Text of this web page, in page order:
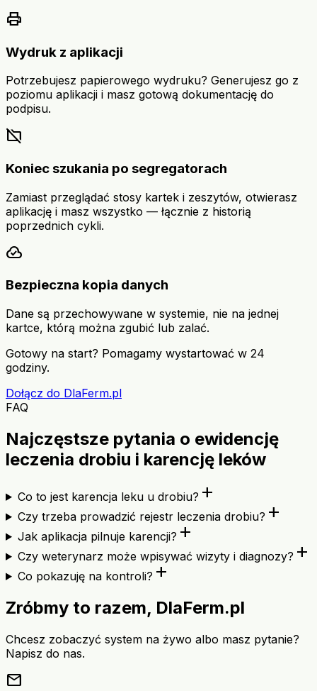
print
Wydruk z aplikacji
Potrzebujesz papierowego wydruku? Generujesz go z
poziomu aplikacji i masz gotową dokumentację do
podpisu.
folder_off
Koniec szukania po segregatorach
Zamiast przeglądać stosy kartek i zeszytów, otwierasz
aplikację i masz wszystko — łącznie z historią
poprzednich cykli.
cloud_done
Bezpieczna kopia danych
Dane są przechowywane w systemie, nie na jednej
kartce, którą można zgubić lub zalać.
Gotowy na start? Pomagamy wystartować w 24
godziny.
Dołącz do DlaFerm.pl
FAQ
Najczęstsze pytania o ewidencję
leczenia drobiu i karencję leków
Co to jest karencja leku u drobiu? add
Czy trzeba prowadzić rejestr leczenia drobiu? add
Jak aplikacja pilnuje karencji? add
Czy weterynarz może wpisywać wizyty i diagnozy? add
Co pokazuję na kontroli? add
Zróbmy to razem, DlaFerm.pl
Chcesz zobaczyć system na żywo albo masz pytanie?
Napisz do nas.
mail